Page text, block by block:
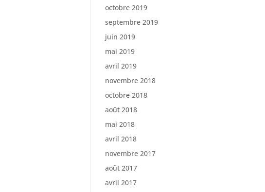
octobre 2019
septembre 2019
juin 2019
mai 2019
avril 2019
novembre 2018
octobre 2018
août 2018
mai 2018
avril 2018
novembre 2017
août 2017
avril 2017